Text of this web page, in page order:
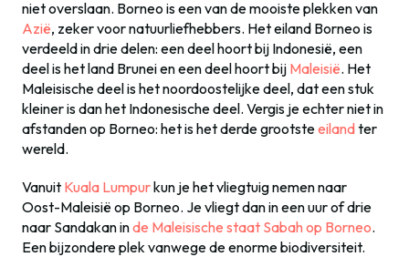
niet overslaan. Borneo is een van de mooiste plekken van
Azië, zeker voor natuurliefhebbers. Het eiland Borneo is
verdeeld in drie delen: een deel hoort bij Indonesië, een
deel is het land Brunei en een deel hoort bij Maleisië. Het
Maleisische deel is het noordoostelijke deel, dat een stuk
kleiner is dan het Indonesische deel. Vergis je echter niet in
afstanden op Borneo: het is het derde grootsteeilandter
wereld.
Vanuit Kuala Lumpurkun je het vliegtuig nemen naar
Oost-Maleisië op Borneo. Je vliegt dan in een uur of drie
naar Sandakan inde Maleisische staat Sabah op Borneo.
Een bijzondere plek vanwege de enorme biodiversiteit.